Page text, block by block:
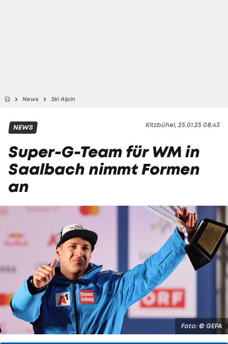
News Ski Alpin
Kitzbühel, 25.01.25 08:43
NEWS
Super-G-Team für WM in
Saalbach nimmt Formen
an
Foto: © GEPA